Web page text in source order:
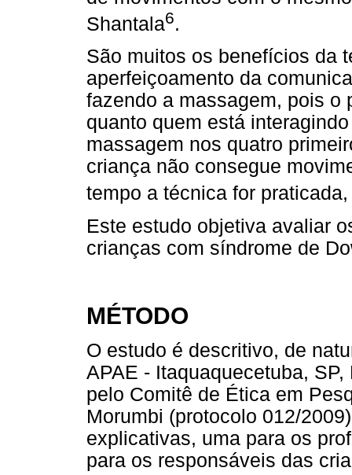
Shantala6.
São muitos os benefícios da
aperfeiçoamento da
fazendo a massagem, pois o
quanto quem está
massagem nos quatro
criança não consegue
tempo a técnica for
Este estudo objetiva avaliar
crianças com síndrome de
MÉTODO
O estudo é descritivo, de
APAE - Itaquaquecetuba,
pelo Comitê de Ética em
Morumbi (protocolo 012/
explicativas, uma para os
para os responsáveis das